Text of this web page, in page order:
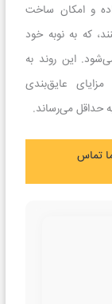
و امکان ساخت
که به نوبه خود
این روند به
عایق‌بندی
حداقل می‌رساند.
تماس